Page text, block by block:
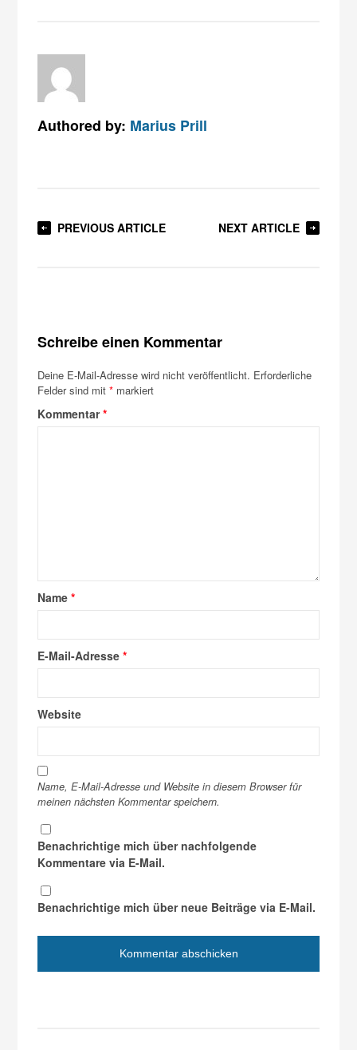
Authored by: Marius Prill
PREVIOUS ARTICLE NEXT ARTICLE
Schreibe einen Kommentar
Deine E-Mail-Adresse wird nicht veröffentlicht. Erforderliche
Felder sind mit* markiert
Kommentar*
Name*
E-Mail-Adresse*
Website
Name, E-Mail-Adresse und Website in diesem Browser für
meinen nächsten Kommentar speichern.
Benachrichtige mich über nachfolgende
Kommentare via E-Mail.
Benachrichtige mich über neue Beiträge via E-Mail.